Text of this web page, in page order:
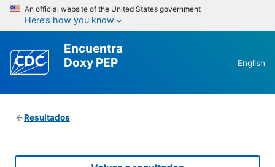
An official website of the United States government
Here’s how you know
Encuentra
Doxy PEP
English
Resultados